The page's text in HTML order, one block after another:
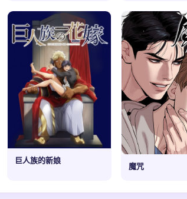
巨人族的新娘
魔咒